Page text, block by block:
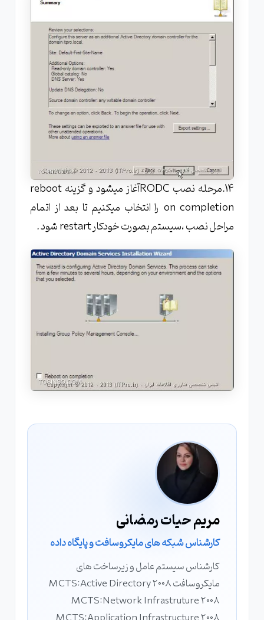
14.مرحله نصب RODCآغاز میشود و گزینه reboot
on completion را انتخاب میکنیم تا بعد از اتمام
مراحل نصب ،سیستم بصورت خودکار restart شود .
مریم حیات رمضانی
کارشناس شبکه های مایکروسافت و پایگاه داده
کارشناس سیستم عامل و زیرساخت های
مایکروسافت MCTS:Active Directory 2008
MCTS:Network Infrastruture 2008